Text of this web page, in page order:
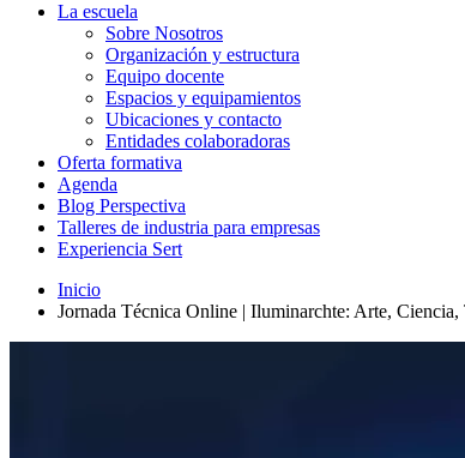
La escuela
Sobre Nosotros
Organización y estructura
Equipo docente
Espacios y equipamientos
Ubicaciones y contacto
Entidades colaboradoras
Oferta formativa
Agenda
Blog Perspectiva
Talleres de industria para empresas
Experiencia Sert
Inicio
Jornada Técnica Online | Iluminarchte: Arte,